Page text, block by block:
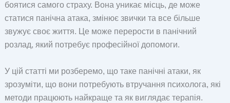
боятися самого страху. Вона уникає місць, де може
статися панічна атака, змінює звички та все більше
звужує своє життя. Це може перерости в панічний
розлад, який потребує професійної допомоги.
У цій статті ми розберемо, що таке панічні атаки, як
зрозуміти, що вони потребують втручання психолога, які
методи працюють найкраще та як виглядає терапія.